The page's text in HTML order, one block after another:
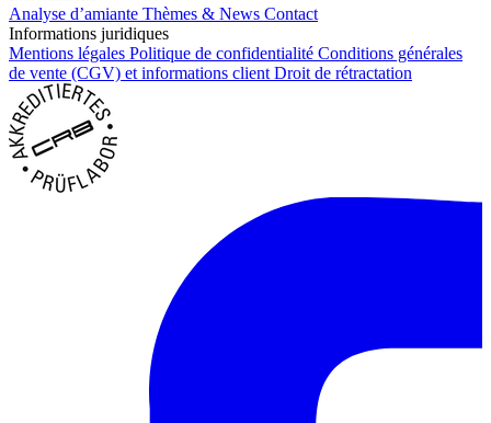
Analyse d’amiante Thèmes & News Contact
Informations juridiques
Mentions légales Politique de confidentialité Conditions générales
de vente (CGV) et informations client Droit de rétractation